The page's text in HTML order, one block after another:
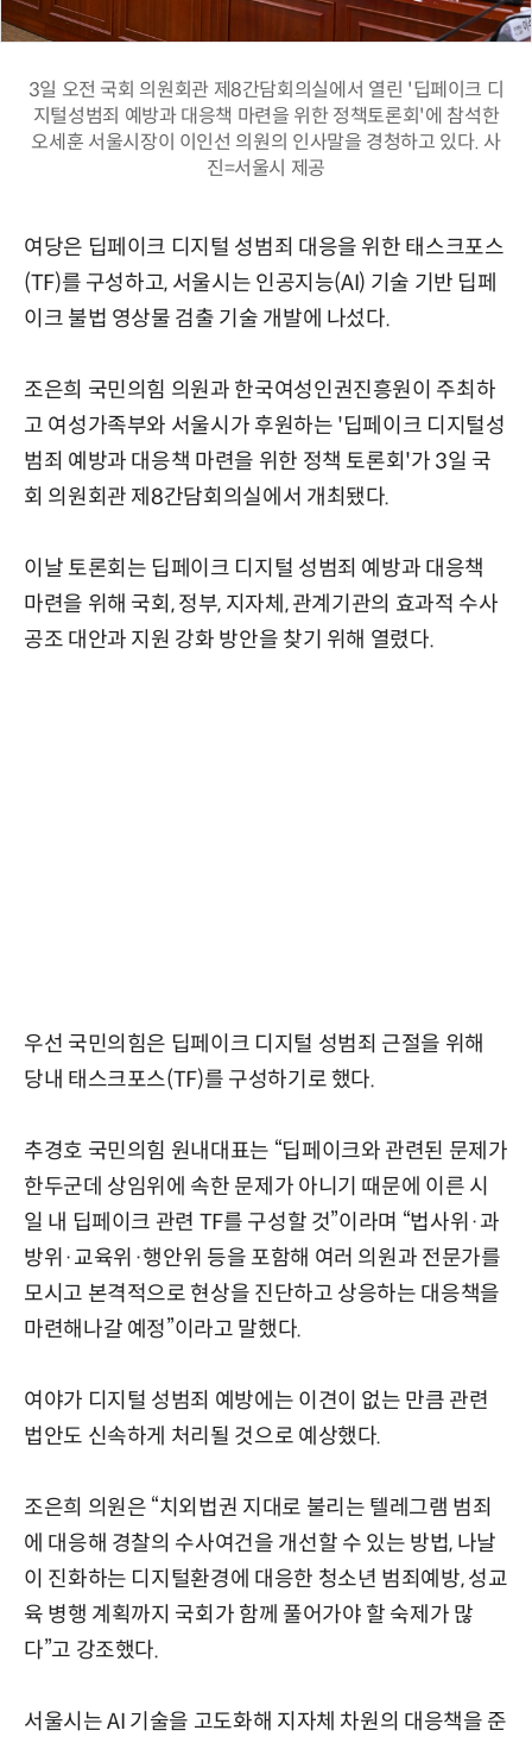
3일 오전 국회 의원회관 제8간담회의실에서 열린 '딥페이크 디
지털성범죄 예방과 대응책 마련을 위한 정책토론회'에 참석한
오세훈 서울시장이 이인선 의원의 인사말을 경청하고 있다. 사
진=서울시 제공
여당은 딥페이크 디지털 성범죄 대응을 위한 태스크포스
(TF)를 구성하고, 서울시는 인공지능(AI) 기술 기반 딥페
이크 불법 영상물 검출 기술 개발에 나섰다.
조은희 국민의힘 의원과 한국여성인권진흥원이 주최하
고 여성가족부와 서울시가 후원하는 '딥페이크 디지털성
범죄 예방과 대응책 마련을 위한 정책 토론회'가 3일 국
회 의원회관 제8간담회의실에서 개최됐다.
이날 토론회는 딥페이크 디지털 성범죄 예방과 대응책
마련을 위해 국회, 정부, 지자체, 관계기관의 효과적 수사
공조 대안과 지원 강화 방안을 찾기 위해 열렸다.
우선 국민의힘은 딥페이크 디지털 성범죄 근절을 위해
당내 태스크포스(TF)를 구성하기로 했다.
추경호 국민의힘 원내대표는 “딥페이크와 관련된 문제가
한두군데 상임위에 속한 문제가 아니기 때문에 이른 시
일 내 딥페이크 관련 TF를 구성할 것”이라며 “법사위·과
방위·교육위·행안위 등을 포함해 여러 의원과 전문가를
모시고 본격적으로 현상을 진단하고 상응하는 대응책을
마련해나갈 예정”이라고 말했다.
여야가 디지털 성범죄 예방에는 이견이 없는 만큼 관련
법안도 신속하게 처리될 것으로 예상했다.
조은희 의원은 “치외법권 지대로 불리는 텔레그램 범죄
에 대응해 경찰의 수사여건을 개선할 수 있는 방법, 나날
이 진화하는 디지털환경에 대응한 청소년 범죄예방, 성교
육 병행 계획까지 국회가 함께 풀어가야 할 숙제가 많
다”고 강조했다.
서울시는 AI 기술을 고도화해 지자체 차원의 대응책을 준